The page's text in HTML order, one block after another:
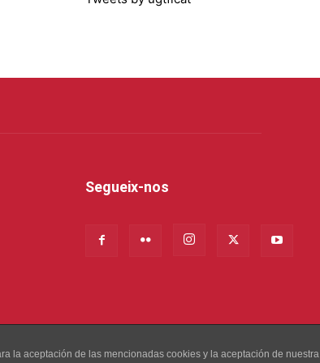
Segueix-nos
la aceptación de las mencionadas cookies y la aceptación de nuestra